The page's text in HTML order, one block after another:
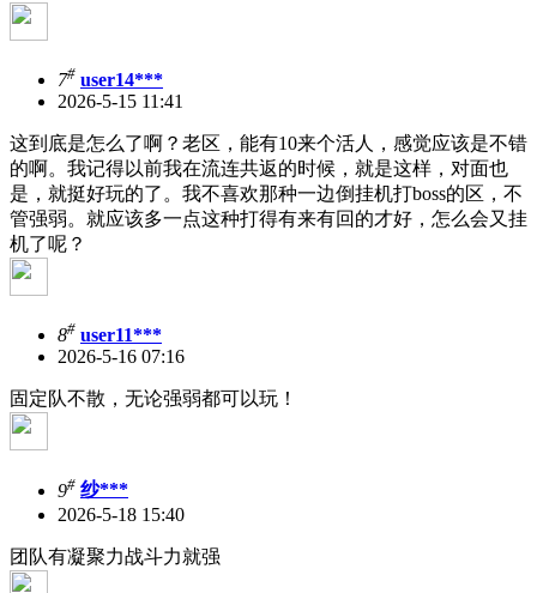
7# user14***
2026-5-15 11:41
这到底是怎么了啊？老区，能有10来个活人，感觉应该是不错
的啊。我记得以前我在流连共返的时候，就是这样，对面也
是，就挺好玩的了。我不喜欢那种一边倒挂机打boss的区，不
管强弱。就应该多一点这种打得有来有回的才好，怎么会又挂
机了呢？
8# user11***
2026-5-16 07:16
固定队不散，无论强弱都可以玩！
9# 纱***
2026-5-18 15:40
团队有凝聚力战斗力就强